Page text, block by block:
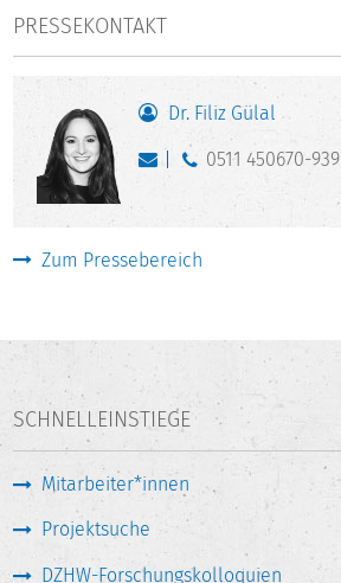
PRESSEKONTAKT
Dr. Filiz Gülal
0511 450670-939
Zum Pressebereich
SCHNELLEINSTIEGE
Mitarbeiter*innen
Projektsuche
DZHW-Forschungskolloquien